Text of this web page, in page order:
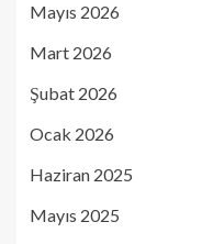
Mayıs 2026
Mart 2026
Şubat 2026
Ocak 2026
Haziran 2025
Mayıs 2025